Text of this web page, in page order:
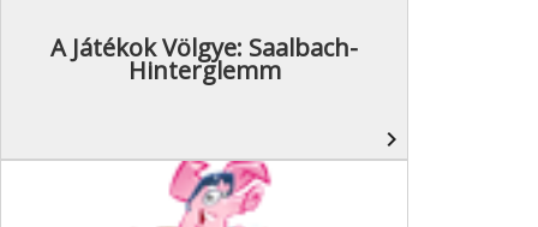
A Játékok Völgye: Saalbach-
Hinterglemm
navigate_next